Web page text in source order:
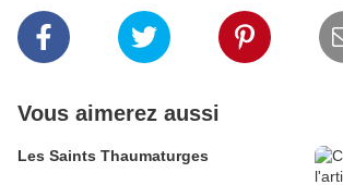
Vous aimerez aussi
Les Saints Thaumaturges